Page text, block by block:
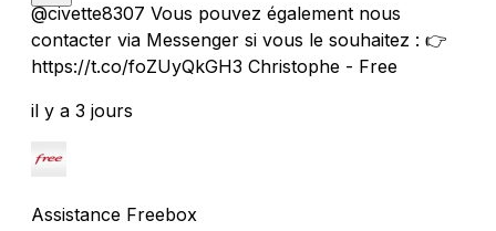
@civette8307 Vous pouvez également nous
contacter via Messenger si vous le souhaitez : 👉
https://t.co/foZUyQkGH3 Christophe - Free
il y a 3 jours
Assistance Freebox